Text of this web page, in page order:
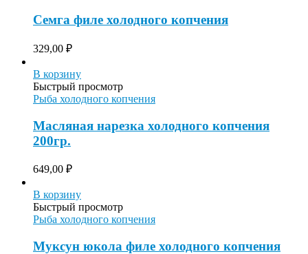
Семга филе холодного копчения
329,00 ₽
В корзину
Быстрый просмотр
Рыба холодного копчения
Масляная нарезка холодного копчения
200гр.
649,00 ₽
В корзину
Быстрый просмотр
Рыба холодного копчения
Муксун юкола филе холодного копчения